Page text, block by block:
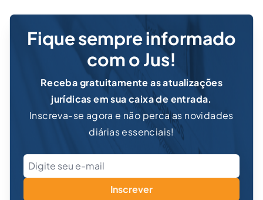
Fique sempre informado
com o Jus!
Receba gratuitamente as atualizações
jurídicas em sua caixa de entrada.
Inscreva-se agora e não perca as novidades
diárias essenciais!
Inscrever